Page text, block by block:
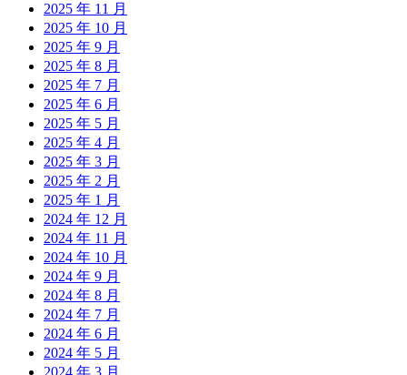
2025 年 11 月
2025 年 10 月
2025 年 9 月
2025 年 8 月
2025 年 7 月
2025 年 6 月
2025 年 5 月
2025 年 4 月
2025 年 3 月
2025 年 2 月
2025 年 1 月
2024 年 12 月
2024 年 11 月
2024 年 10 月
2024 年 9 月
2024 年 8 月
2024 年 7 月
2024 年 6 月
2024 年 5 月
2024 年 3 月